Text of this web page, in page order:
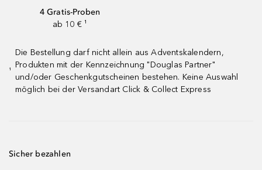
4 Gratis-Proben
ab 10 € ¹
¹
Die Bestellung darf nicht allein aus Adventskalendern,
Produkten mit der Kennzeichnung "Douglas Partner"
und/oder Geschenkgutscheinen bestehen. Keine Auswahl
möglich bei der Versandart Click & Collect Express
Sicher bezahlen